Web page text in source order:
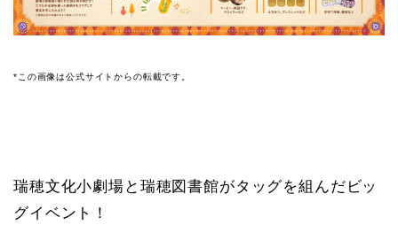
*この画像は公式サイトからの転載です。
瑞穂文化小劇場と瑞穂図書館がタッグを組んだビッ
グイベント！